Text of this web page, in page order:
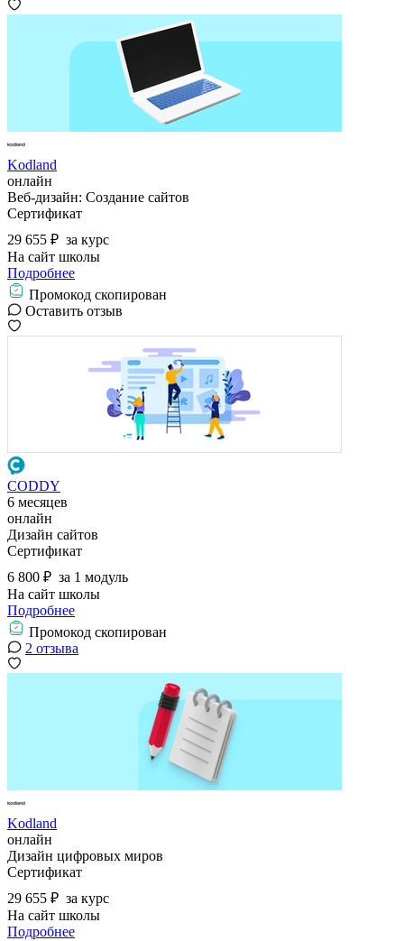
Kodland
онлайн
Веб-дизайн: Создание сайтов
Сертификат
29 655 ₽ за курс
На сайт школы
Подробнее
Промокод скопирован
Оставить отзыв
CODDY
6 месяцев
онлайн
Дизайн сайтов
Сертификат
6 800 ₽ за 1 модуль
На сайт школы
Подробнее
Промокод скопирован
2 отзыва
Kodland
онлайн
Дизайн цифровых миров
Сертификат
29 655 ₽ за курс
На сайт школы
Подробнее